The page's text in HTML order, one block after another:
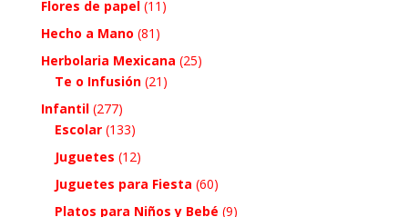
Flores de papel (11)
Hecho a Mano (81)
Herbolaria Mexicana (25)
Te o Infusión (21)
Infantil (277)
Escolar (133)
Juguetes (12)
Juguetes para Fiesta (60)
Platos para Niños y Bebé (9)